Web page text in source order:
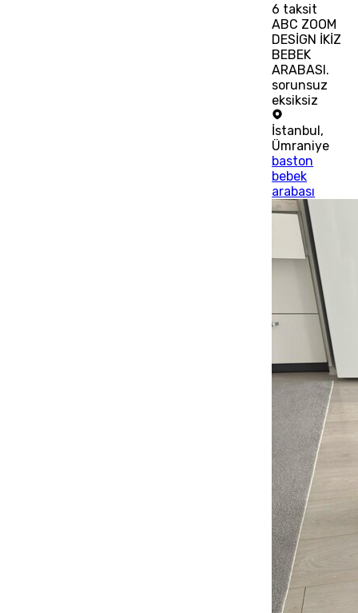
6 taksit
ABC ZOOM
DESİGN İKİZ
BEBEK
ARABASI.
sorunsuz
eksiksiz
İstanbul,
Ümraniye
baston
bebek
arabası